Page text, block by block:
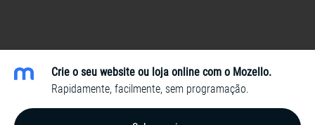
Crie o seu website ou loja online com o Mozello.
Rapidamente, facilmente, sem programação.